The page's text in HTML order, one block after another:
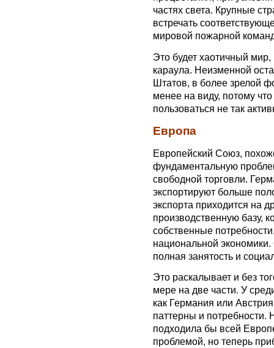
частях света. Крупные
встречать
мировой пожарной
Это будет хаотичный
караула. Неизменной
Штатов, в более зрелой
менее на виду, потому
пользоваться не так
Европа
Европейский Союз,
фундаментальную
свободной торговли.
экспортируют больше
экспорта приходится на
производственную базу,
собственные
национальной экономики.
полная занятость и
Это раскалывает и без
мере на две части. У
как Германия или
паттерны и потребности.
подходила бы всей
проблемой, но теперь